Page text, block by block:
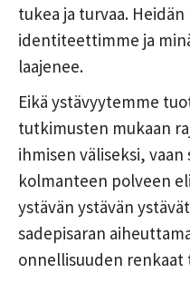
tukea ja turvaa.
identiteettimme ja
laajenee.
Eikä ystävyytemme
tutkimusten mukaan
ihmisen väliseksi, vaan
kolmanteen polveen
ystävän ystävän
sadepisaran
onnellisuuden renkaat